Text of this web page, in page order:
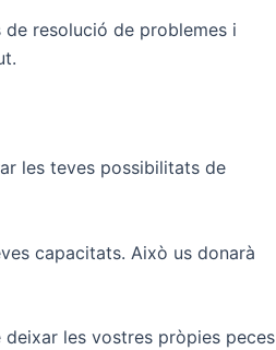
resolució de problemes i
les teves possibilitats de
capacitats. Això us donarà
les vostres pròpies peces